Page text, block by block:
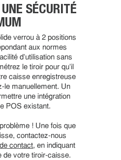
SÉCURITÉ
verrou à 2 positions
aux normes
d'utilisation sans
le tiroir pour qu'il
caisse enregistreuse
le manuellement. Un
une intégration
POS existant.
! Une fois que
contactez-nous
contact, en indiquant
de votre tiroir-caisse.